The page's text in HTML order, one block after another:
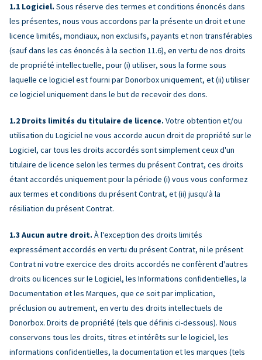
Logiciel. Sous réserve des termes et conditions énoncés dans
les présentes, nous vous accordons par la présente un droit et une
licence limités, mondiaux, non exclusifs, payants et non transférables
(sauf dans les cas énoncés à la section 11.6), en vertu de nos droits
de propriété intellectuelle, pour (i) utiliser, sous la forme sous
laquelle ce logiciel est fourni par Donorbox uniquement, et (ii) utiliser
ce logiciel uniquement dans le but de recevoir des dons.
Droits limités du titulaire de licence. Votre obtention et/ou
utilisation du Logiciel ne vous accorde aucun droit de propriété sur le
Logiciel, car tous les droits accordés sont simplement ceux d'un
titulaire de licence selon les termes du présent Contrat, ces droits
étant accordés uniquement pour la période (i) vous vous conformez
aux termes et conditions du présent Contrat, et (ii) jusqu'à la
résiliation du présent Contrat.
Aucun autre droit. À l'exception des droits limités
expressément accordés en vertu du présent Contrat, ni le présent
Contrat ni votre exercice des droits accordés ne confèrent d'autres
droits ou licences sur le Logiciel, les Informations confidentielles, la
Documentation et les Marques, que ce soit par implication,
préclusion ou autrement, en vertu des droits intellectuels de
Donorbox. Droits de propriété (tels que définis ci-dessous). Nous
conservons tous les droits, titres et intérêts sur le logiciel, les
informations confidentielles, la documentation et les marques (tels